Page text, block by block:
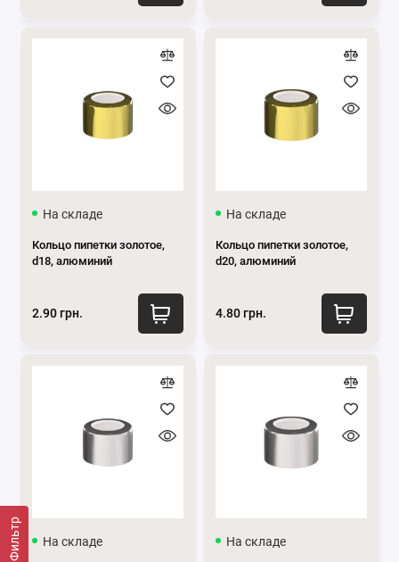
Фильтр
На складе
Кольцо пипетки золотое,
d18, алюминий
2.90 грн.
На складе
Кольцо пипетки золотое,
d20, алюминий
4.80 грн.
На складе На складе